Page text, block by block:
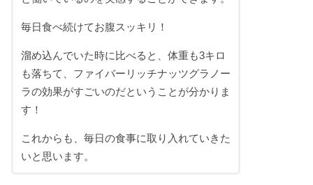
毎日食べ続けてお腹スッキリ！
溜め込んでいた時に比べると、体重も3キロ
も落ちて、ファイバーリッチナッツグラノー
ラの効果がすごいのだということが分かりま
す！
これからも、毎日の食事に取り入れていきた
いと思います。